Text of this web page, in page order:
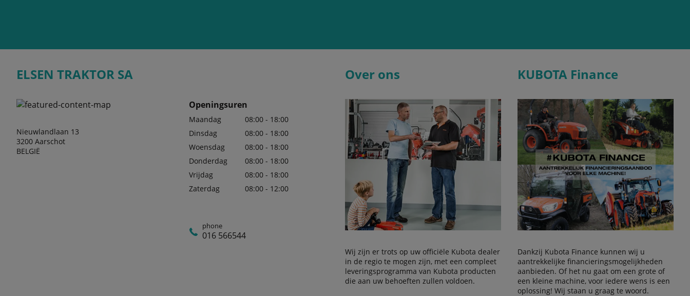
ELSEN TRAKTOR SA
Nieuwlandlaan 13
3200 Aarschot
BELGIË
Openingsuren
Maandag
08:00 - 18:00
Dinsdag
08:00 - 18:00
Woensdag
08:00 - 18:00
Donderdag
08:00 - 18:00
Vrijdag
08:00 - 18:00
Zaterdag
08:00 - 12:00
phone
016 566544
Over ons
Wij zijn er trots op uw officiële Kubota dealer
in de regio te mogen zijn, met een compleet
leveringsprogramma van Kubota producten
die aan uw behoeften zullen voldoen.
KUBOTA Finance
Dankzij Kubota Finance kunnen wij u
aantrekkelijke financieringsmogelijkheden
aanbieden. Of het nu gaat om een grote of
een kleine machine, voor iedere wens is een
oplossing! Wij staan u graag te woord.